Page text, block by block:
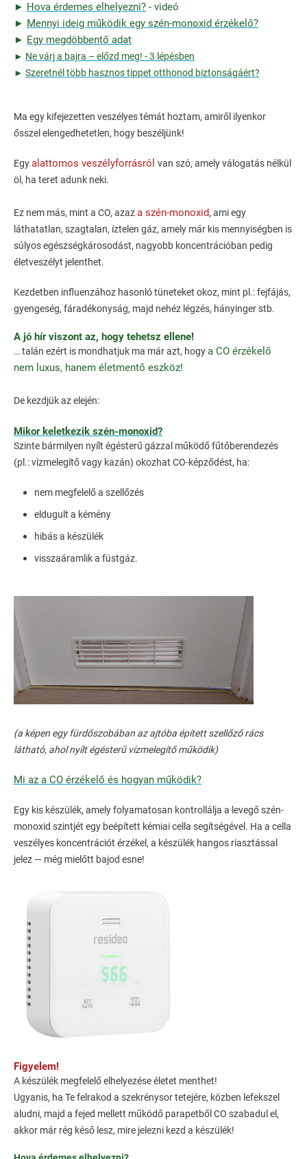
► Hova érdemes elhelyezni? - videó
► Mennyi ideig működik egy szén-monoxid érzékelő?
► Egy megdöbbentő adat
► Ne várj a bajra – előzd meg! - 3 lépésben
► Szeretnél több hasznos tippet otthonod biztonságáért?
Ma egy kifejezetten veszélyes témát hoztam, amiről ilyenkor
ősszel elengedhetetlen, hogy beszéljünk!
Egyalattomos veszélyforrásról van szó, amely válogatás nélkül
öl, ha teret adunk neki.
Ez nem más, mint a CO, azaza szén-monoxid, ami egy
láthatatlan, szagtalan, íztelen gáz, amely már kis mennyiségben is
súlyos egészségkárosodást, nagyobb koncentrációban pedig
életveszélyt jelenthet.
Kezdetben influenzához hasonló tüneteket okoz, mint pl.: fejfájás,
gyengeség, fáradékonyság, majd nehéz légzés, hányinger stb.
A jó hír viszont az, hogy tehetsz ellene!
… talán ezért is mondhatjuk ma már azt, hogya CO érzékelő
nem luxus, hanem életmentő eszköz!
De kezdjük az elején:
Mikor keletkezik szén-monoxid?
Szinte bármilyen nyílt égésterű gázzal működő fűtőberendezés
(pl.: vízmelegítő vagy kazán) okozhat CO-képződést, ha:
nem megfelelő a szellőzés
eldugult a kémény
hibás a készülék
visszaáramlik a füstgáz.
(a képen egy fürdőszobában az ajtóba épített szellőző rács
látható, ahol nyílt égésterű vízmelegítő működik)
Mi az a CO érzékelő és hogyan működik?
Egy kis készülék, amely folyamatosan kontrollálja a levegő szén-
monoxid szintjét egy beépített kémiai cella segítségével. Ha a cella
veszélyes koncentrációt érzékel, a készülék hangos riasztással
jelez — még mielőtt bajod esne!
Figyelem!
A készülék megfelelő elhelyezése életet menthet!
Ugyanis, ha Te felrakod a szekrénysor tetejére, közben lefekszel
aludni, majd a fejed mellett működő parapetből CO szabadul el,
akkor már rég késő lesz, mire jelezni kezd a készülék!